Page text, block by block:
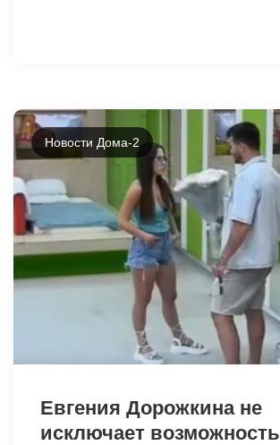
Новости Дома-2
Евгения Дорожкина не
исключает возможность